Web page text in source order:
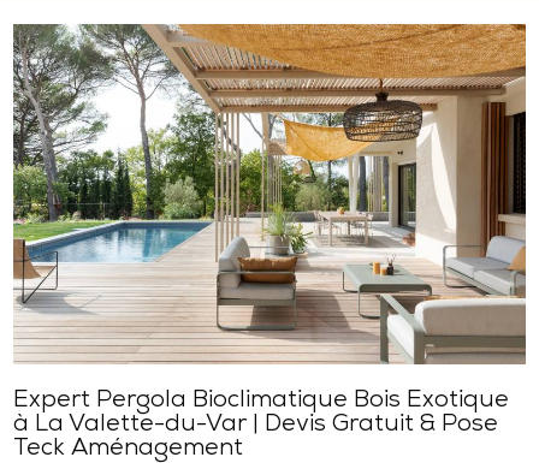
Expert Pergola Bioclimatique Bois Exotique
à La Valette-du-Var | Devis Gratuit & Pose
Teck Aménagement